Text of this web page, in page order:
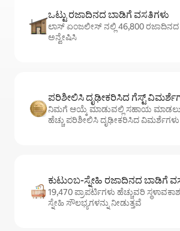
ಒಟ್ಟು ರಜಾದಿನದ ಬಾಡಿಗೆ ವಸತಿಗಳು
ಲಾಸ್ ಏಂಜಲೀಸ್ ನಲ್ಲಿ 46,800 ರಜಾದಿನದ
ಅನ್ವೇಷಿಸಿ
ಪರಿಶೀಲಿಸಿ ದೃಢೀಕರಿಸಿದ ಗೆಸ್ಟ್
ನಿಮಗೆ ಆಯ್ಕೆ ಮಾಡುವಲ್ಲಿ ಸಹಾಯ ಮಾಡಲು
ಹೆಚ್ಚು ಪರಿಶೀಲಿಸಿ ದೃಢೀಕರಿಸಿದ ವಿಮರ್ಶೆಗಳು
ಕುಟುಂಬ-ಸ್ನೇಹಿ ರಜಾದಿನದ ಬಾಡಿಗೆ
19,470 ಪ್ರಾಪರ್ಟಿಗಳು ಹೆಚ್ಚುವರಿ
ಸ್ನೇಹಿ ಸೌಲಭ್ಯಗಳನ್ನು ನೀಡುತ್ತವೆ